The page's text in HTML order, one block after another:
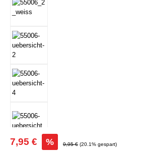
Verkaufspreis:
7,95 € % Regulärer Preis:
9,95 € (20.1% gespart)